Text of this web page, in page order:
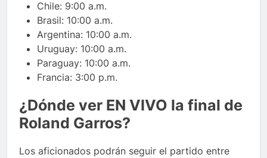
Chile: 9:00 a.m.
Brasil: 10:00 a.m.
Argentina: 10:00 a.m.
Uruguay: 10:00 a.m.
Paraguay: 10:00 a.m.
Francia: 3:00 p.m.
¿Dónde ver EN VIVO la final de
Roland Garros?
Los aficionados podrán seguir el partido entre